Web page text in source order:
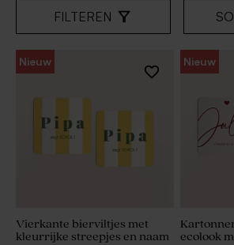
FILTEREN
Nieuw
Vierkante bierviltjes met
kleurrijke streepjes en naam
Nieuw
ecolook